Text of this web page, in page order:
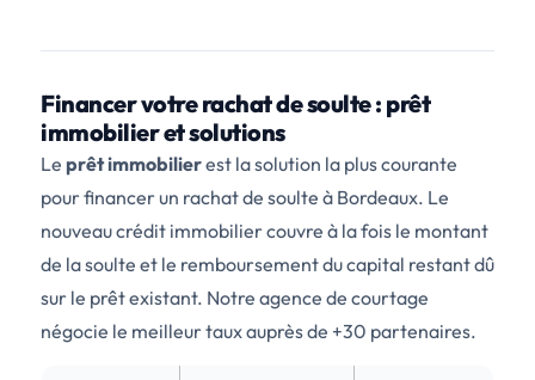
Financer votre rachat de soulte : prêt
immobilier et solutions
Le prêt immobilierest la solution la plus courante
pour financer un rachat de soulte à Bordeaux. Le
nouveau crédit immobilier couvre à la fois le montant
de la soulte et le remboursement du capital restant dû
sur le prêt existant. Notre agence de courtage
négocie le meilleur taux auprès de +30 partenaires.